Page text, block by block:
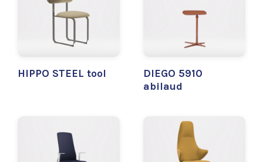
HIPPO STEEL tool
DIEGO 5910
abilaud